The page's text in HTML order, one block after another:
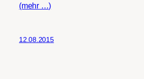
(mehr …)
12.08.2015